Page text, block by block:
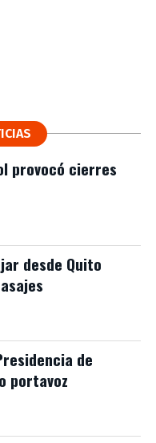
provocó cierres
desde Quito
de
portavoz